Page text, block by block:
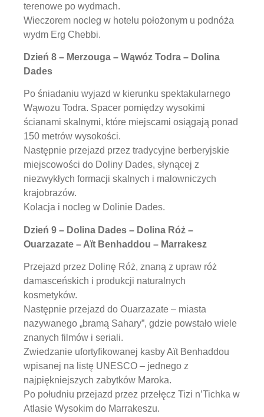
terenowe po wydmach.
Wieczorem nocleg w hotelu położonym u podnóża
wydm Erg Chebbi.
Dzień 8 – Merzouga – Wąwóz Todra – Dolina
Dades
Po śniadaniu wyjazd w kierunku spektakularnego
Wąwozu Todra. Spacer pomiędzy wysokimi
ścianami skalnymi, które miejscami osiągają ponad
150 metrów wysokości.
Następnie przejazd przez tradycyjne berberyjskie
miejscowości do Doliny Dades, słynącej z
niezwykłych formacji skalnych i malowniczych
krajobrazów.
Kolacja i nocleg w Dolinie Dades.
Dzień 9 – Dolina Dades – Dolina Róż –
Ouarzazate – Aït Benhaddou – Marrakesz
Przejazd przez Dolinę Róż, znaną z upraw róż
damasceńskich i produkcji naturalnych
kosmetyków.
Następnie przejazd do Ouarzazate – miasta
nazywanego „bramą Sahary”, gdzie powstało wiele
znanych filmów i seriali.
Zwiedzanie ufortyfikowanej kasby Aït Benhaddou
wpisanej na listę UNESCO – jednego z
najpiękniejszych zabytków Maroka.
Po południu przejazd przez przełęcz Tizi n’Tichka w
Atlasie Wysokim do Marrakeszu.